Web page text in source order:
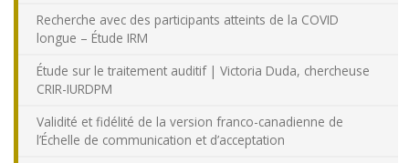
Recherche avec des participants atteints de la COVID
longue – Étude IRM
Étude sur le traitement auditif | Victoria Duda, chercheuse
CRIR-IURDPM
Validité et fidélité de la version franco-canadienne de
l’Échelle de communication et d’acceptation